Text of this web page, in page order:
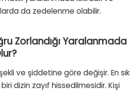
da zedelenme olabilir.
Zorlandığı Yaralanmada
ve şiddetine göre değişir. En sık
dizin zayıf hissedilmesidir. Kişi